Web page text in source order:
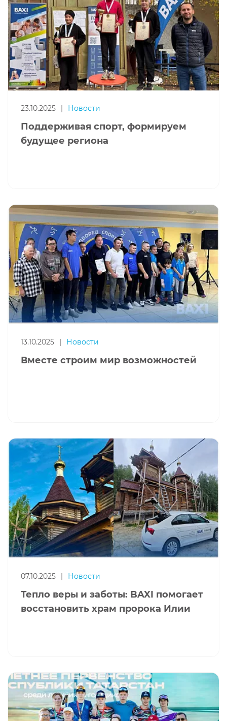
23.10.2025 | Новости
Поддерживая спорт, формируем
будущее региона
13.10.2025 | Новости
Вместе строим мир возможностей
07.10.2025 | Новости
Тепло веры и заботы: BAXI помогает
восстановить храм пророка Илии